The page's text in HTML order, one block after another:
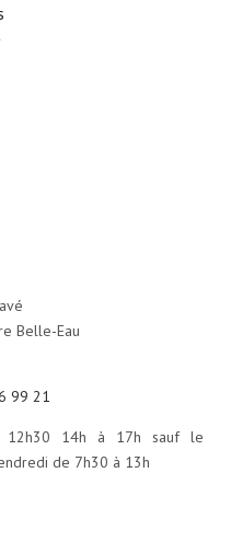
Belle-Eau
99 21
12h30 14h à 17h sauf le
de 7h30 à 13h